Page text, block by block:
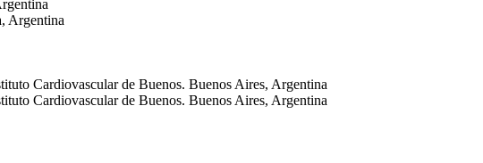
Argentina
Cardiovascular de Buenos. Buenos Aires, Argentina
Cardiovascular de Buenos. Buenos Aires, Argentina